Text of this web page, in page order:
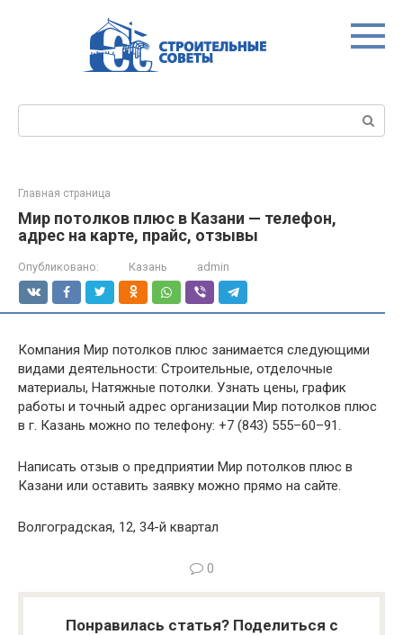
Главная страница
Мир потолков плюс в Казани — телефон,
адрес на карте, прайс, отзывы
Опубликовано: Казань admin
Компания Мир потолков плюс занимается следующими
видами деятельности: Строительные, отделочные
материалы, Натяжные потолки. Узнать цены, график
работы и точный адрес организации Мир потолков плюс
в г. Казань можно по телефону: +7 (843) 555–60–91.
Написать отзыв о предприятии Мир потолков плюс в
Казани или оставить заявку можно прямо на сайте.
Волгоградская, 12, 34-й квартал
0
Понравилась статья? Поделиться с